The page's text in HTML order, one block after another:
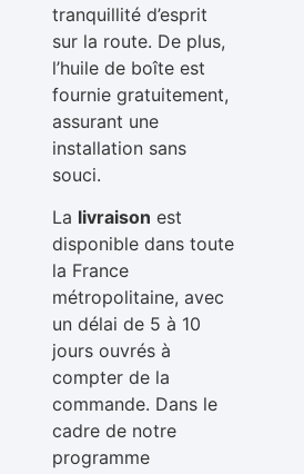
tranquillité d’esprit
sur la route. De plus,
l’huile de boîte est
fournie gratuitement,
assurant une
installation sans
souci.
La livraison est
disponible dans toute
la France
métropolitaine, avec
un délai de 5 à 10
jours ouvrés à
compter de la
commande. Dans le
cadre de notre
programme